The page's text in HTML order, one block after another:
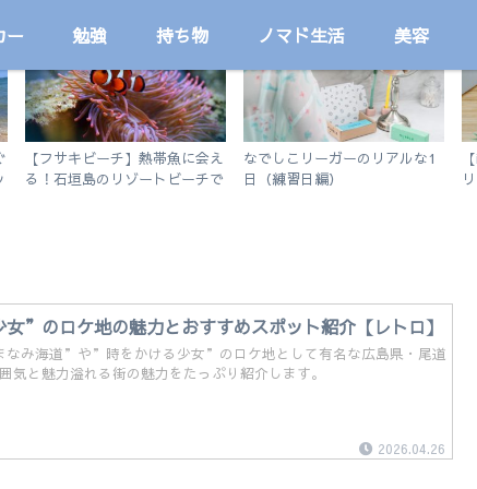
ー 勉強 持ち物 ノマド生活 美容
【フサキビーチ】熱帯魚に会え
る！石垣島のリゾートビーチで
サッカー
なでしこリーガーのリアルな1
日（練習日編）
”のロケ地の魅力とおすすめスポット紹介【レトロ】
なみ海道”や”時をかける少女”のロケ地として有名な広島県・尾道
気と魅力溢れる街の魅力をたっぷり紹介します。
2026.04.26